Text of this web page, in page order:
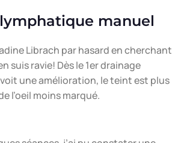
manuel
Librach par hasard en cherchant
suis ravie! Dès le 1er drainage
une amélioration, le teint est plus
l’oeil moins marqué.